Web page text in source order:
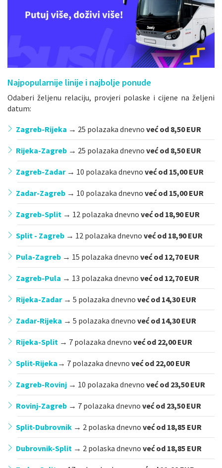
Najpopularnije linije i najbolje ponude
Odaberi željenu relaciju, provjeri polaske i cijene na željeni
datum:
Zagreb-Rijeka → 25 polazaka dnevno već od 8,50 EUR
Rijeka-Zagreb → 25 polazaka dnevno već od 8,50 EUR
Zagreb-Zadar→ 10 polazaka dnevnoveć od 15,00 EUR
Zadar-Zagreb → 10 polazaka dnevnoveć od 15,00 EUR
Zagreb-Split → 12 polazaka dnevno već od 18,90EUR
Split - Zagreb → 12 polazaka dnevno već od 18,90 EUR
Pula-Zagreb → 15 polazaka dnevnoveć od 12,70 EUR
Zagreb-Pula → 13 polazaka dnevno već od 12,70 EUR
Rijeka-Zadar→5 polazaka dnevno već od 14,30 EUR
Zadar-Rijeka →5 polazaka dnevno već od 14,30 EUR
Rijeka-Split → 7 polazaka dnevno već od 22,00 EUR
Split-Rijeka → 7 polazaka dnevno već od 22,00 EUR
Zagreb-Rovinj → 10 polazaka dnevno već od 23,50 EUR
Rovinj-Zagreb → 7 polazaka dnevno već od 23,50 EUR
Split-Dubrovnik → 2 polaska dnevno već od 18,85 EUR
Dubrovnik-Split → 2 polaska dnevno već od 18,85 EUR